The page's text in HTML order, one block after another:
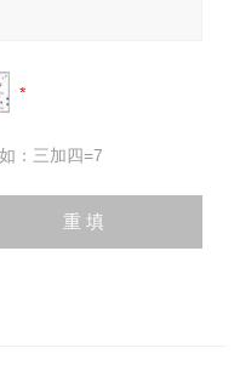
：三加四=7